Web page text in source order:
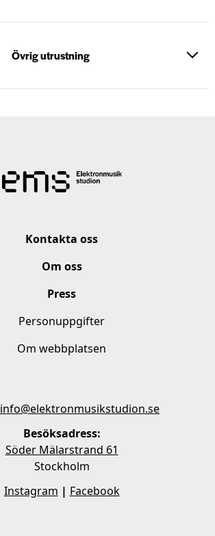
Övrig utrustning
Kontakta oss
Om oss
Press
Personuppgifter
Om webbplatsen
info@elektronmusikstudion.se
Besöksadress:
Söder Mälarstrand 61
Stockholm
Instagram | Facebook